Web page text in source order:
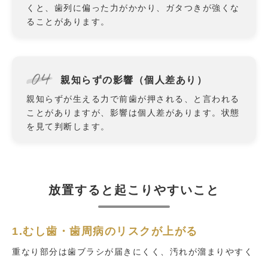
くと、歯列に偏った力がかかり、ガタつきが強くな
ることがあります。
04 親知らずの影響（個人差あり）
親知らずが生える力で前歯が押される、と言われる
ことがありますが、影響は個人差があります。状態
を見て判断します。
放置すると起こりやすいこと
1.むし歯・歯周病のリスクが上がる
重なり部分は歯ブラシが届きにくく、汚れが溜まりやすく